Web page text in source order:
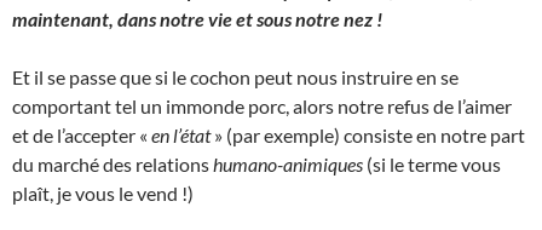
maintenant, dans notre vie et sous notre nez !
Et il se passe que si le cochon peut nous instruire en se
comportant tel un immonde porc, alors notre refus de l’aimer
et de l’accepter « en l’état» (par exemple) consiste en notre part
du marché des relations humano-animiques (si le terme vous
plaît, je vous le vend !)